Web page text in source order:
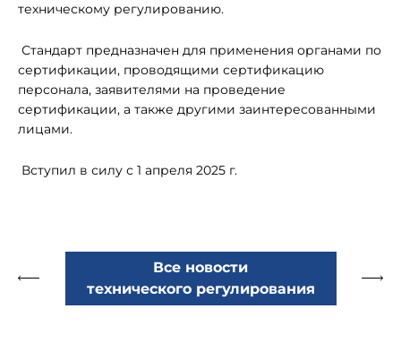
техническому регулированию.
Стандарт предназначен для применения органами по
сертификации, проводящими сертификацию
персонала, заявителями на проведение
сертификации, а также другими заинтересованными
лицами.
Вступил в силу с 1 апреля 2025 г.
Все новости
технического регулирования